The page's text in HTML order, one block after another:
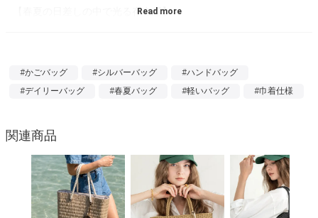
【春夏の日差しの中で光る存在感】
つけ外しができるので、シーンに合わせて調節可能。
【程よいサイズ感】
コンパクトながらも、長財布やスマホ、その他春夏の必需品が入
るサイズです。バッグの口が巾着で締まるので、中身が丸見えに
#かごバッグ #シルバーバッグ
#ハンドバッグ
#デイリーバッグ
#春夏バッグ #軽いバッグ #巾着仕様
関連商品